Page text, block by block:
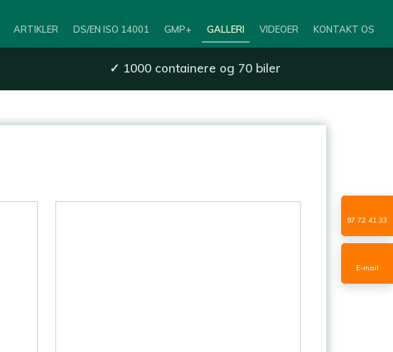
97 72 41 33
E-mail
ARTIKLER DS/EN ISO 14001 GMP+ GALLERI VIDEOER KONTAKT OS
✓ 1000 containere og 70 biler